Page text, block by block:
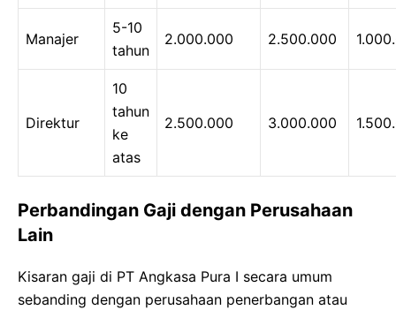
Manajer
5-10
tahun
2.000.000 2.500.000
Direktur
10
tahun
ke
atas
2.500.000 3.000.000
Perbandingan Gaji dengan Perusahaan
Lain
Kisaran gaji di PT Angkasa Pura I secara umum
sebanding dengan perusahaan penerbangan atau